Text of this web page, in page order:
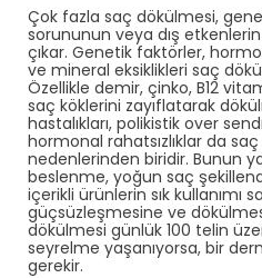
Çok fazla saç dökülmesi,
sorununun veya dış
çıkar. Genetik faktörler,
ve mineral eksiklikleri saç
Özellikle demir, çinko, B12
saç köklerini zayıflatarak
hastalıkları, polikistik over
hormonal rahatsızlıklar da
nedenlerinden biridir. Bunun
beslenme, yoğun saç
içerikli ürünlerin sık kullanımı
güçsüzleşmesine ve
dökülmesi günlük 100 telin
seyrelme yaşanıyorsa, bir
gerekir.